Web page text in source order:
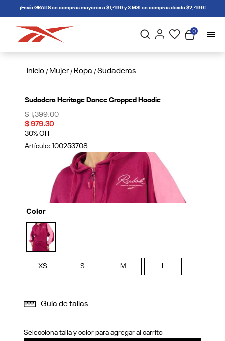
connectif¡Envío GRATIS en compras mayores a $1,499 y 3 MSI en compras desde $2,499!
0
Inicio / Mujer / Ropa / Sudaderas
Sudadera Heritage Dance Cropped Hoodie
Price reduced from
$ 1,399.00to
$ 979.30
30% OFF
Artículo: 100253708
Previous
Color
selected
XS S M L
Guía de tallas
Selecciona talla y color para agregar al carrito